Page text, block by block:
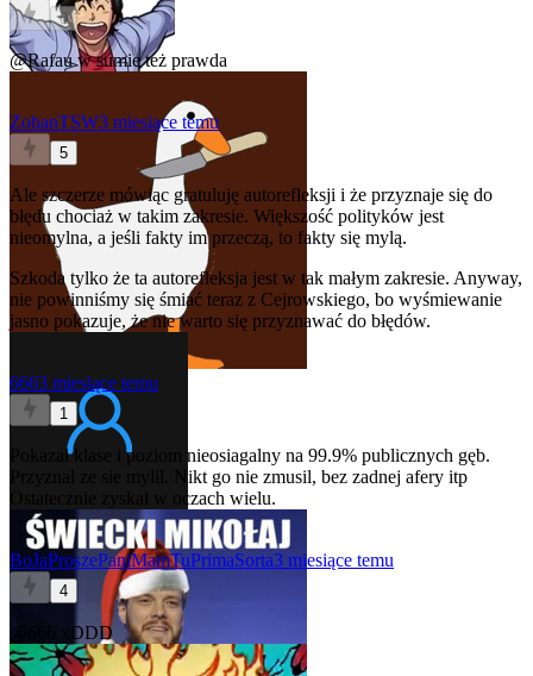
0
@Rafauw sumie też prawda
ZohanTSW3 miesiące temu
5
Ale szczerze mówiąc gratuluję autorefleksji i że przyznaje się do
błędu chociaż w takim zakresie. Większość polityków jest
nieomylna, a jeśli fakty im przeczą, to fakty się mylą.
Szkoda tylko że ta autorefleksja jest w tak małym zakresie. Anyway,
nie powinniśmy się śmiać teraz z Cejrowskiego, bo wyśmiewanie
jasno pokazuje, że nie warto się przyznawać do błędów.
6663 miesiące temu
1
Pokazal klase i poziom nieosiagalny na 99.9% publicznych gęb.
Przyznal ze sie mylil. Nikt go nie zmusil, bez zadnej afery itp
Ostatecznie zyskal w oczach wielu.
BoJaProszePaniMamTuPrimaSorta3 miesiące temu
4
@666 xDDD